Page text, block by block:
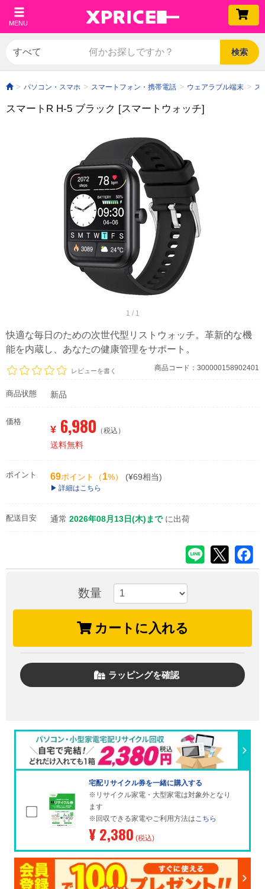
MENU
検索
パソコン・スマホ スマートフォン・携帯電話 ウェアラブル端末 ス
スマートR H-5 ブラック [スマートウォッチ]
1 / 1
快適な毎日のための次世代型リストウォッチ。革新的な機
能を内蔵し、あなたの健康管理をサポート。
レビューを書く 商品コード：300000158902401
商品状態 新品
価格
¥ 6,980 （税込）
送料無料
ポイント 69ポイント（1%） (¥69相当)
詳細はこちら
配送目安 通常 2026年08月13日(木)まで に出荷
数量
カートに入れる
ラッピングを確認
宅配リサイクル券を一緒に購入する
※リサイクル家電・大型家電は対象外となり
ます
※回収できる家電やご利用方法はこちら
¥ 2,380 (税込)